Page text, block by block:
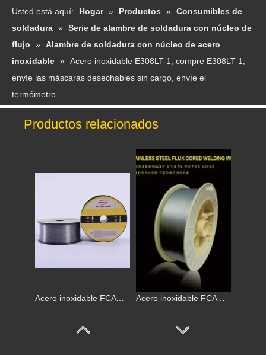
Usted está aquí: Hogar » Productos » Consumibles de
soldadura » Serie de alambre de soldadura con núcleo de
flujo
» Alambre de soldadura con núcleo de acero
inoxidable » Acero inoxidable E308LT-1, compre E308LT-1,
envíe las máscaras desechables sin cargo, envíe el
termómetro
Productos relacionados
Acero inoxidable E316LT1-1 Flux Corned Wire
Acero inoxidable FCAW E308LT1-1 Acero inoxidable FCAW E308LT1-1